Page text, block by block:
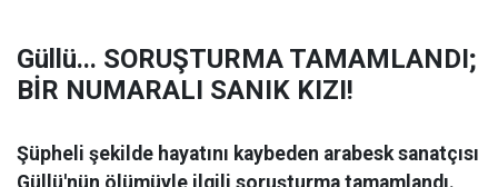
Güllü... SORUŞTURMA TAMAMLANDI;
BİR NUMARALI SANIK KIZI!
Şüpheli şekilde hayatını kaybeden arabesk sanatçısı
Güllü'nün ölümüyle ilgili soruşturma tamamlandı.